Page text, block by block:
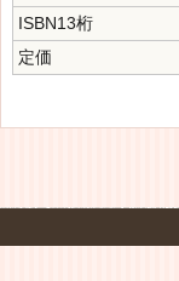
ISBN13桁
定価